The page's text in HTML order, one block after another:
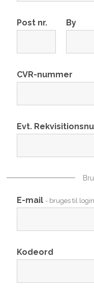
Post nr. By
CVR-nummer
Evt.
E-mail - bruges til login
Kodeord